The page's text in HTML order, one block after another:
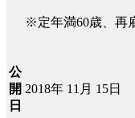
※定年満60歳、再
公
開
日
2018年 11月 15日